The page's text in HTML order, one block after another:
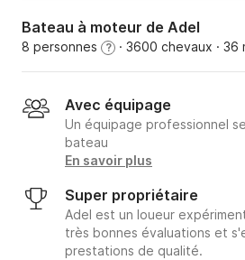
Bateau à moteur de Adel
8 personnes ? · 3600 chevaux · 36
Avec équipage
Un équipage professionnel
bateau
En savoir plus
Super propriétaire
Adel est un loueur
très bonnes évaluations et
prestations de qualité.